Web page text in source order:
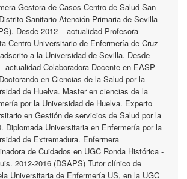
Gestora de Casos Centro de Salud San
Sanitario Atención Primaria de Sevilla
Desde 2012 – actualidad Profesora
Centro Universitario de Enfermería de Cruz
a la Universidad de Sevilla. Desde
actualidad Colaboradora Docente en EASP
en Ciencias de la Salud por la
de Huelva. Master en ciencias de la
por la Universidad de Huelva. Experto
en Gestión de servicios de Salud por la
Diplomada Universitaria en Enfermería por la
de Extremadura. Enfermera
de Cuidados en UGC Ronda Histórica -
2012-2016 (DSAPS) Tutor clínico de
Universitaria de Enfermería US, en la UGC